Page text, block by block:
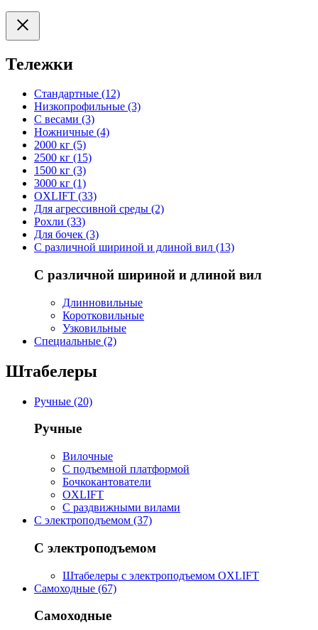
Тележки
Стандартные (12)
Низкопрофильные (3)
С весами (3)
Ножничные (4)
2000 кг (5)
2500 кг (15)
1500 кг (3)
3000 кг (1)
OXLIFT (33)
Для агрессивной среды (2)
Рохли (33)
Для бочек (3)
С различной шириной и длиной вил (13)
С различной шириной и длиной вил
Длинновильные
Коротковильные
Узковильные
Cпециальные (2)
Штабелеры
Ручные (20)
Ручные
Вилочные
С подъемной платформой
Бочкокантователи
OXLIFT
С раздвижными вилами
С электроподъемом (37)
С электроподъемом
Штабелеры с электроподъемом OXLIFT
Самоходные (67)
Самоходные